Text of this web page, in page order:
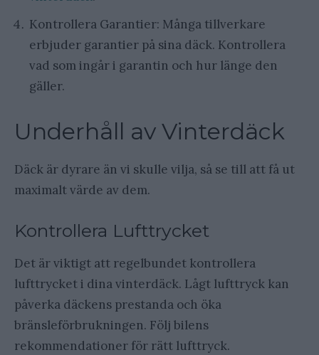
Kontrollera Garantier: Många tillverkare
erbjuder garantier på sina däck. Kontrollera
vad som ingår i garantin och hur länge den
gäller.
Underhåll av Vinterdäck
Däck är dyrare än vi skulle vilja, så se till att få ut
maximalt värde av dem.
Kontrollera Lufttrycket
Det är viktigt att regelbundet kontrollera
lufttrycket i dina vinterdäck. Lågt lufttryck kan
påverka däckens prestanda och öka
bränsleförbrukningen. Följ bilens
rekommendationer för rätt lufttryck.